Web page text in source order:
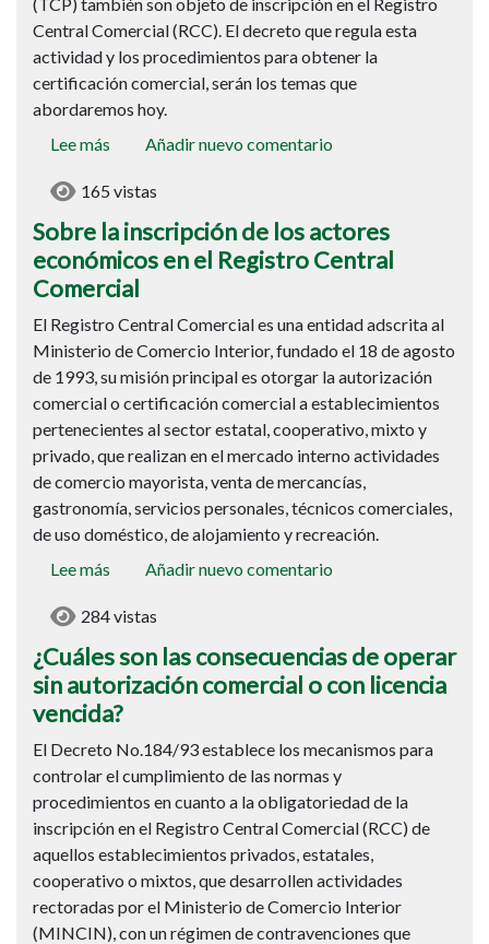
en
el
Registro
Central
Comercial
Central Comercial (RCC). El decreto que regula esta
actividad y los procedimientos para obtener la
certificación comercial, serán los temas que
abordaremos hoy.
Lee más sobre
la
inscripción
de
los
actores
económicos
en
el
Registro
Central
Comercial
Añadir nuevo comentario
165 vistas
Sobre la inscripción de los actores
económicos en el Registro Central
Comercial
El Registro Central Comercial es una entidad adscrita al
Ministerio de Comercio Interior, fundado el 18 de agosto
de 1993, su misión principal es otorgar la autorización
comercial o certificación comercial a establecimientos
pertenecientes al sector estatal, cooperativo, mixto y
privado, que realizan en el mercado interno actividades
de comercio mayorista, venta de mercancías,
gastronomía, servicios personales, técnicos comerciales,
de uso doméstico, de alojamiento y recreación.
Lee más sobre
son
consecuencias
de
operar
sin
autorización
comercial
o
con
licencia
vencida?
Añadir nuevo comentario
284 vistas
¿Cuáles son las consecuencias de operar
sin autorización comercial o con licencia
vencida?
El Decreto No.184/93 establece los mecanismos para
controlar el cumplimiento de las normas y
procedimientos en cuanto a la obligatoriedad de la
inscripción en el Registro Central Comercial (RCC) de
aquellos establecimientos privados, estatales,
cooperativo o mixtos, que desarrollen actividades
rectoradas por el Ministerio de Comercio Interior
(MINCIN), con un régimen de contravenciones que